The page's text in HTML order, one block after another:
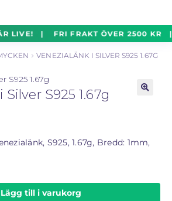
| FRI FRAKT ÖVER
LIVE
VENEZIALÄNK I SILVER S925 1.67G
S925 1.67g
S925, 1.67g, Bredd: 1mm,
Lägg till i varukorg